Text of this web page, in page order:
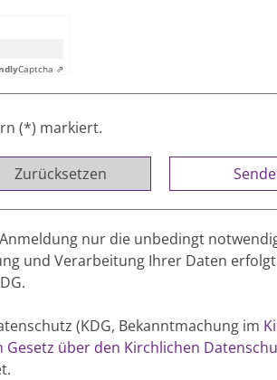
Captcha ⇗
(*) markiert.
Zurücksetzen
nur die unbedingt
und Verarbeitung Ihrer Daten
(KDG, Bekanntmachung im
über den Kirchlichen